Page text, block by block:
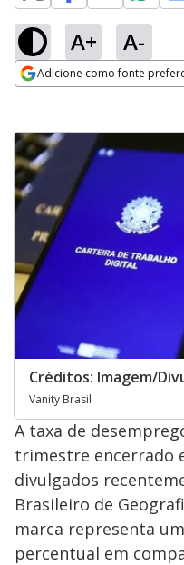
A+ A-
Adicione como fonte
Créditos: Imagem/
Vanity Brasil
A taxa de
trimestre encerrado
divulgados
Brasileiro de
marca representa
percentual em